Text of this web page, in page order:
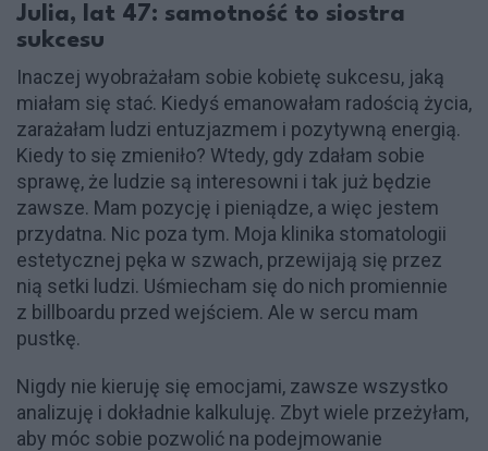
Julia, lat 47: samotność to siostra
sukcesu
Inaczej wyobrażałam sobie kobietę sukcesu, jaką
miałam się stać. Kiedyś emanowałam radością życia,
zarażałam ludzi entuzjazmem i pozytywną energią.
Kiedy to się zmieniło? Wtedy, gdy zdałam sobie
sprawę, że ludzie są interesowni i tak już będzie
zawsze. Mam pozycję i pieniądze, a więc jestem
przydatna. Nic poza tym. Moja klinika stomatologii
estetycznej pęka w szwach, przewijają się przez
nią setki ludzi. Uśmiecham się do nich promiennie
z billboardu przed wejściem. Ale w sercu mam
pustkę.
Nigdy nie kieruję się emocjami, zawsze wszystko
analizuję i dokładnie kalkuluję. Zbyt wiele przeżyłam,
aby móc sobie pozwolić na podejmowanie